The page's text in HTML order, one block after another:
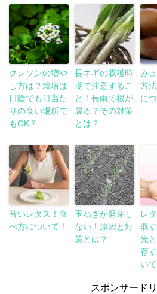
クレソンの増や
し方は？栽培は
日陰でも日当た
りの良い場所で
もOK？
長ネギの収穫時
期で注意するこ
と！長雨で根が
腐る？その対策
とは？
み
方
に
苦いレタス！食
べ方について！
玉ねぎが発芽し
ない！原因と対
策とは？
レ
取
光
存
いて
スポンサード